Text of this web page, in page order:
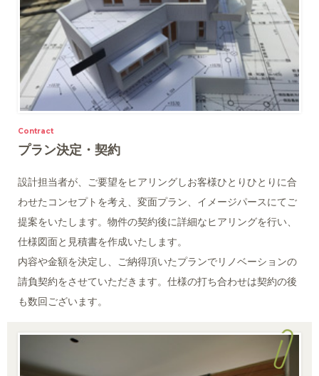
Contract
プラン決定・契約
設計担当者が、ご要望をヒアリングしお客様ひとりひとりに合
わせたコンセプトを考え、変面プラン、イメージパースにてご
提案をいたします。物件の契約後に詳細なヒアリングを行い、
仕様図面と見積書を作成いたします。
内容や金額を決定し、ご納得頂いたプランでリノベーションの
請負契約をさせていただきます。仕様の打ち合わせは契約の後
も数回ございます。